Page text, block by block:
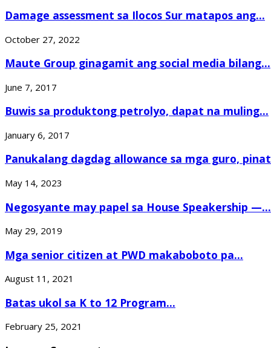
Damage assessment sa Ilocos Sur matapos ang...
October 27, 2022
Maute Group ginagamit ang social media bilang...
June 7, 2017
Buwis sa produktong petrolyo, dapat na muling...
January 6, 2017
Panukalang dagdag allowance sa mga guro,
May 14, 2023
Negosyante may papel sa House Speakership —...
May 29, 2019
Mga senior citizen at PWD makaboboto pa...
August 11, 2021
Batas ukol sa K to 12 Program...
February 25, 2021